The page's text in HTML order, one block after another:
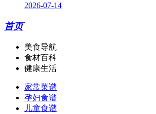
2026-07-14
首页
美食导航
食材百科
健康生活
家常菜谱
孕妇食谱
儿童食谱